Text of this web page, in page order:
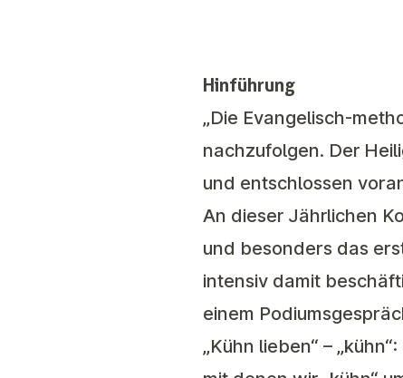
Hinführung
„Die Evangelisch-
nachzufolgen. Der
und entschlossen
An dieser Jährlichen
und besonders das
intensiv damit
einem
„Kühn lieben“ –